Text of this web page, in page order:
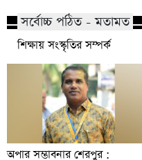
সর্বোচ্চ পঠিত - মতামত
শিক্ষায় সংস্কৃতির সম্পর্ক
অপার সম্ভাবনার শেরপুর :